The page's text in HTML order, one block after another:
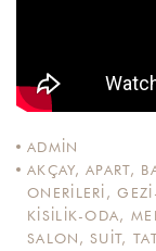
ADMIN
AKÇAY,APART,
ONERILERI ,
KISILIK-ODA,
SALON ,SUIT,